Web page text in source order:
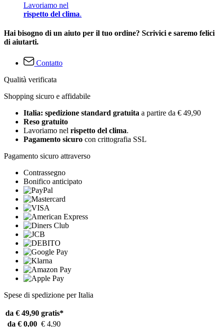
Lavoriamo nel
rispetto del clima.
Hai bisogno di un aiuto per il tuo ordine? Scrivici e saremo felici
di aiutarti.
Contatto
Qualità verificata
Shopping sicuro e affidabile
Italia: spedizione standard gratuita a partire da € 49,90
Reso gratuito
Lavoriamo nel rispetto del clima.
Pagamento sicuro con crittografia SSL
Pagamento sicuro attraverso
Contrassegno
Bonifico anticipato
Spese di spedizione per Italia
da € 49,90 gratis*
da € 0,00 € 4,90